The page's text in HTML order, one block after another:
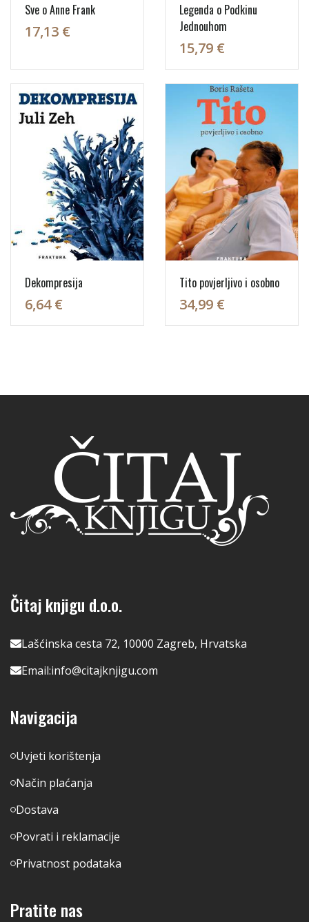
Sve o Anne Frank
17,13 €
Legenda o Podkinu
Jednouhom
15,79 €
Dekompresija
6,64 €
Tito povjerljivo i osobno
34,99 €
Čitaj knjigu d.o.o.
Lašćinska cesta 72, 10000 Zagreb, Hrvatska
Email:info@citajknjigu.com
Navigacija
Uvjeti korištenja
Način plaćanja
Dostava
Povrati i reklamacije
Privatnost podataka
Pratite nas